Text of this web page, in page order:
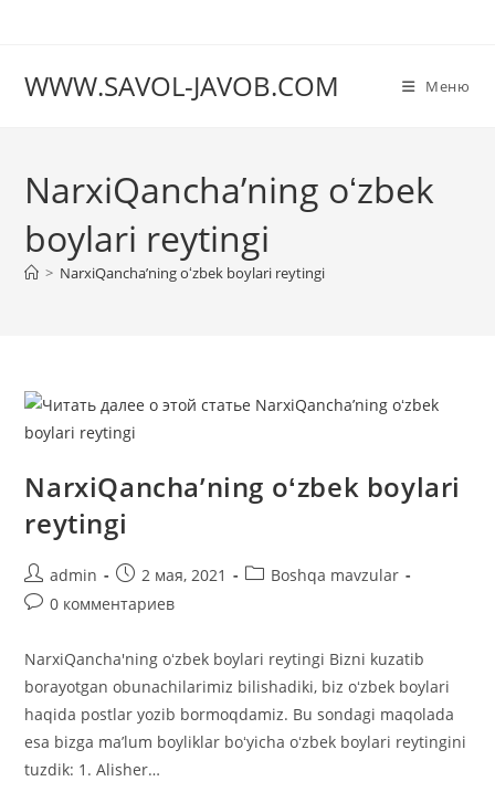
WWW.SAVOL-JAVOB.COM Меню
NarxiQancha’ning oʻzbek
boylari reytingi
> NarxiQancha’ning oʻzbek boylari reytingi
NarxiQancha’ning oʻzbek boylari
reytingi
Автор
записи:
admin
Запись
опубликована:
2 мая, 2021
Рубрика
Boshqa mavzular
Комментарии
записи:
0 комментариев
NarxiQancha'ning oʻzbek boylari reytingi Bizni kuzatib
borayotgan obunachilarimiz bilishadiki, biz oʻzbek boylari
haqida postlar yozib bormoqdamiz. Bu sondagi maqolada
esa bizga maʼlum boyliklar boʻyicha oʻzbek boylari reytingini
tuzdik: 1. Alisher…